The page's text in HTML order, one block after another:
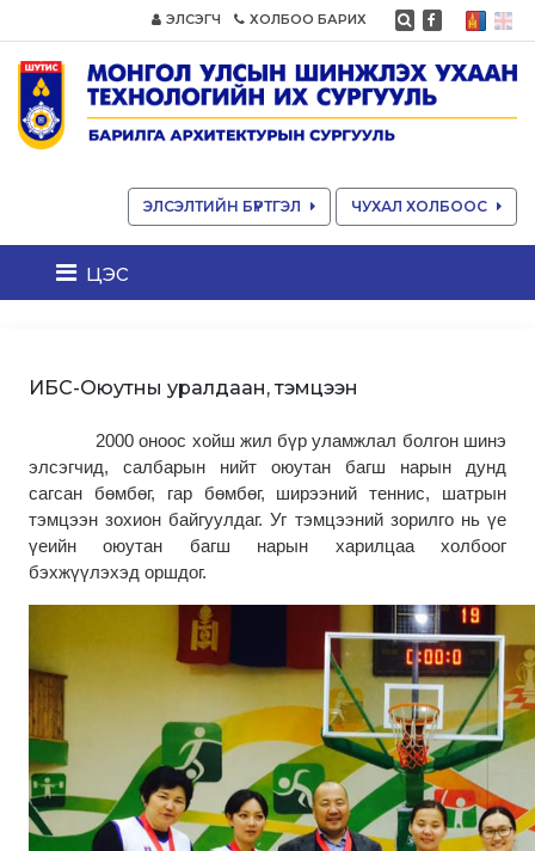
ЭЛСЭГЧ ХОЛБОО БАРИХ
ЭЛСЭЛТИЙН БҮРТГЭЛ ЧУХАЛ ХОЛБООС
цэс
ИБС-Оюутны уралдаан, тэмцээн
2000 оноос хойш жил бүр уламжлал болгон шинэ
элсэгчид, салбарын нийт оюутан багш нарын дунд
сагсан бөмбөг, гар бөмбөг, ширээний теннис, шатрын
тэмцээн зохион байгуулдаг. Уг тэмцээний зорилго нь үе
үеийн оюутан багш нарын харилцаа холбоог
бэхжүүлэхэд оршдог.